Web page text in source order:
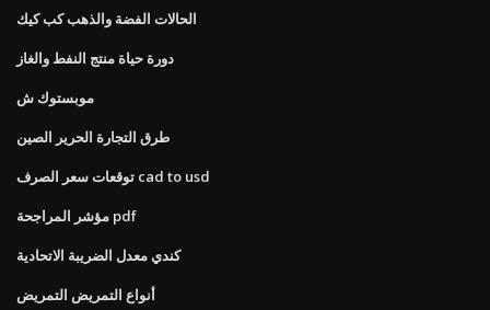
الحالات الفضة والذهب كب كيك
دورة حياة منتج النفط والغاز
موبستوك ش
طرق التجارة الحرير الصين
توقعات سعر الصرف cad to usd
مؤشر المراجحة pdf
كندي معدل الضريبة الاتحادية
أنواع التمريض التمريض